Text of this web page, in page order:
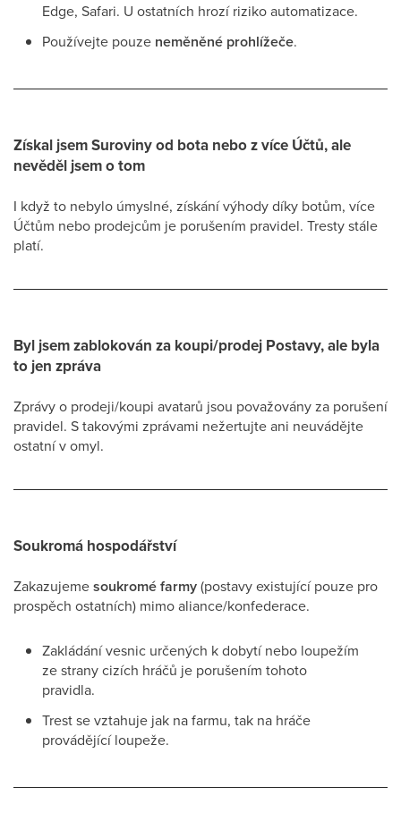
Edge, Safari. U ostatních hrozí riziko automatizace.
Používejte pouze neměněné prohlížeče.
Získal jsem Suroviny od bota nebo z více Účtů, ale
nevěděl jsem o tom
I když to nebylo úmyslné, získání výhody díky botům, více
Účtům nebo prodejcům je porušením pravidel. Tresty stále
platí.
Byl jsem zablokován za koupi/prodej Postavy, ale byla
to jen zpráva
Zprávy o prodeji/koupi avatarů jsou považovány za porušení
pravidel. S takovými zprávami nežertujte ani neuvádějte
ostatní v omyl.
Soukromá hospodářství
Zakazujemesoukromé farmy(postavy existující pouze pro
prospěch ostatních) mimo aliance/konfederace.
Zakládání vesnic určených k dobytí nebo loupežím
ze strany cizích hráčů je porušením tohoto
pravidla.
Trest se vztahuje jak na farmu, tak na hráče
provádějící loupeže.